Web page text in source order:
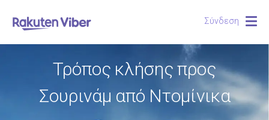
Σύνδεση
Τρόπος κλήσης προς
Σουρινάμ από Ντομίνικα